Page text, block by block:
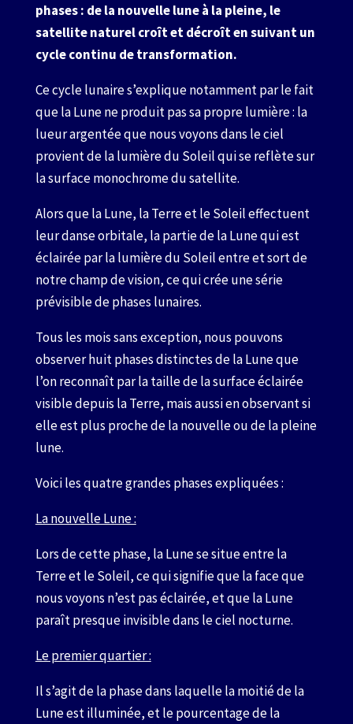
phases : de la nouvelle lune à la pleine, le
satellite naturel croît et décroît en suivant un
cycle continu de transformation.
Ce cycle lunaire s’explique notamment par le fait
que la Lune ne produit pas sa propre lumière : la
lueur argentée que nous voyons dans le ciel
provient de la lumière du Soleil qui se reflète sur
la surface monochrome du satellite.
Alors que la Lune, la Terre et le Soleil effectuent
leur danse orbitale, la partie de la Lune qui est
éclairée par la lumière du Soleil entre et sort de
notre champ de vision, ce qui crée une série
prévisible de phases lunaires.
Tous les mois sans exception, nous pouvons
observer huit phases distinctes de la Lune que
l’on reconnaît par la taille de la surface éclairée
visible depuis la Terre, mais aussi en observant si
elle est plus proche de la nouvelle ou de la pleine
lune.
Voici les quatre grandes phases expliquées :
La nouvelle Lune :
Lors de cette phase, la Lune se situe entre la
Terre et le Soleil, ce qui signifie que la face que
nous voyons n’est pas éclairée, et que la Lune
paraît presque invisible dans le ciel nocturne.
Le premier quartier :
Il s’agit de la phase dans laquelle la moitié de la
Lune est illuminée, et le pourcentage de la